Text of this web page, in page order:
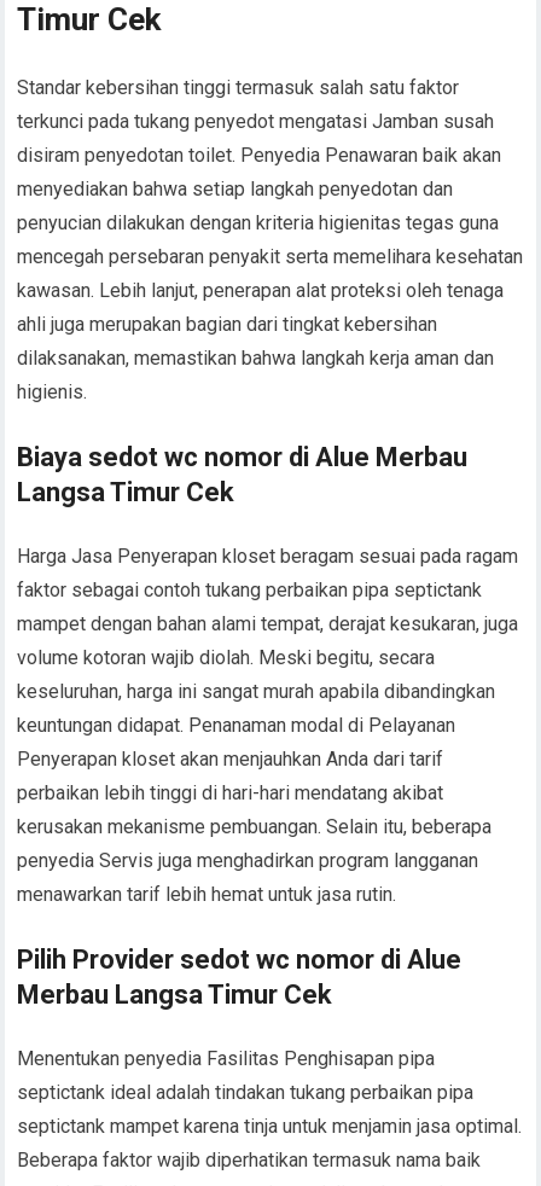
Timur Cek
Standar kebersihan tinggi termasuk salah satu faktor
terkunci pada tukang penyedot mengatasi Jamban susah
disiram penyedotan toilet. Penyedia Penawaran baik akan
menyediakan bahwa setiap langkah penyedotan dan
penyucian dilakukan dengan kriteria higienitas tegas guna
mencegah persebaran penyakit serta memelihara kesehatan
kawasan. Lebih lanjut, penerapan alat proteksi oleh tenaga
ahli juga merupakan bagian dari tingkat kebersihan
dilaksanakan, memastikan bahwa langkah kerja aman dan
higienis.
Biaya sedot wc nomor di Alue Merbau
Langsa Timur Cek
Harga Jasa Penyerapan kloset beragam sesuai pada ragam
faktor sebagai contoh tukang perbaikan pipa septictank
mampet dengan bahan alami tempat, derajat kesukaran, juga
volume kotoran wajib diolah. Meski begitu, secara
keseluruhan, harga ini sangat murah apabila dibandingkan
keuntungan didapat. Penanaman modal di Pelayanan
Penyerapan kloset akan menjauhkan Anda dari tarif
perbaikan lebih tinggi di hari-hari mendatang akibat
kerusakan mekanisme pembuangan. Selain itu, beberapa
penyedia Servis juga menghadirkan program langganan
menawarkan tarif lebih hemat untuk jasa rutin.
Pilih Provider sedot wc nomor di Alue
Merbau Langsa Timur Cek
Menentukan penyedia Fasilitas Penghisapan pipa
septictank ideal adalah tindakan tukang perbaikan pipa
septictank mampet karena tinja untuk menjamin jasa optimal.
Beberapa faktor wajib diperhatikan termasuk nama baik